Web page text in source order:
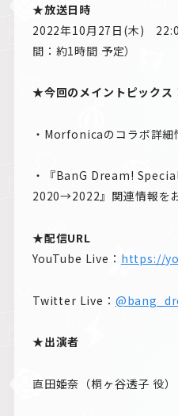
★放送日時
2022年10月27日(木)
間：約1時間 予定）
★今回のメイントピックス
・Morfonicaのコラボ詳細
・『BanG Dream!
2020→2022』関連情報を
★配信URL
YouTube Live： https://
Twitter Live：
★出演者
直田姫奈（桐ヶ谷透子 役）